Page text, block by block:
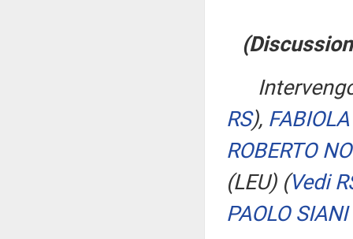
RS),
ROBERTO
(LEU) (Vedi
PAOLO SIANI